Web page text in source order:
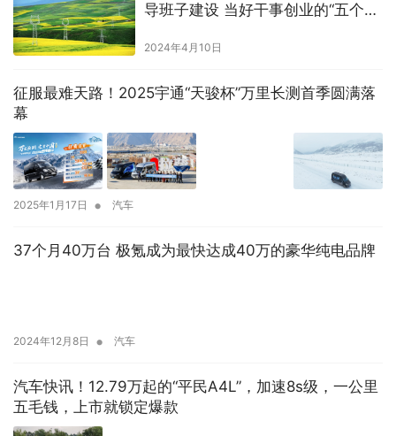
导班子建设 当好干事创业的“五个表
2024年4月10日
征服最难天路！2025宇通“天骏杯”万里长测首季圆满落
幕
2025年1月17日 • 汽车
37个月40万台 极氪成为最快达成40万的豪华纯电品牌
2024年12月8日 • 汽车
汽车快讯！12.79万起的“平民A4L”，加速8s级，一公里
五毛钱，上市就锁定爆款